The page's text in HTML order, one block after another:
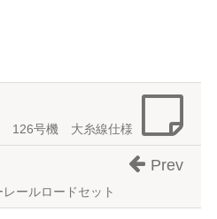
126号機 大糸線仕様
ールロードセット
Prev